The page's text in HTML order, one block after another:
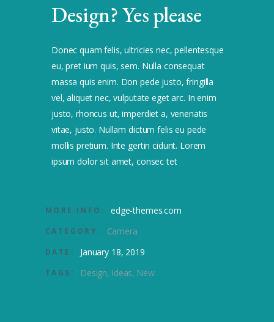
Design? Yes please
Donec quam felis, ultricies nec, pellentesque
eu, pret ium quis, sem. Nulla consequat
massa quis enim. Don pede justo, fringilla
vel, aliquet nec, vulputate eget arc. In enim
justo, rhoncus ut, imperdiet a, venenatis
vitae, justo. Nullam dictum felis eu pede
mollis pretium. Inte gertin cidunt. Lorem
ipsum dolor sit amet, consec tet
MORE INFO: edge-themes.com
CATEGORY: Camera
DATE: January 18, 2019
TAGS: Design Ideas New